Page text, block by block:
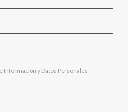
Información y Datos Personales